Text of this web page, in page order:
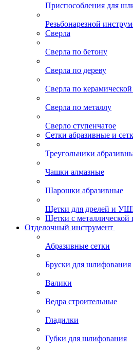
Приспособления для
Резьбонарезной
Сверла
Сверла по бетону
Сверла по дереву
Сверла по
Сверла по металлу
Сверло ступенчатое
Сетки абразивные и
Треугольники
Чашки алмазные
Шарошки абразивные
Щетки для дрелей и
Щетки с металлической
Отделочный инструмент
Абразивные сетки
Бруски для шлифования
Валики
Ведра строительные
Гладилки
Губки для шлифования